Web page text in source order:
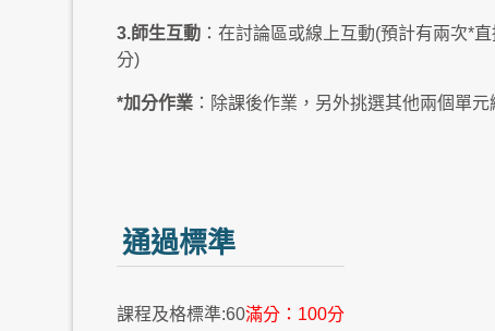
3.師生互動 ：在討論區或線上互動(預計有兩次*
分)
*加分作業 ：除課後作業，另外挑選其他兩個單
通過標準
課程及格標準:60滿分：100分